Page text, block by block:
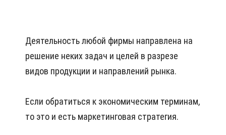
Деятельность любой фирмы направлена на
решение неких задач и целей в разрезе
видов продукции и направлений рынка.
Если обратиться к экономическим терминам,
то это и есть маркетинговая стратегия.